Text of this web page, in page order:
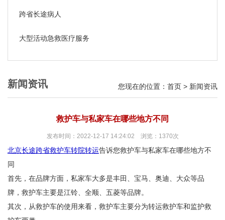
跨省长途病人
大型活动急救医疗服务
新闻资讯 您现在的位置： 首页 > 新闻资讯
救护车与私家车在哪些地方不同
发布时间：2022-12-17 14:24:02 浏览：1370次
北京长途跨省救护车转院转运告诉您救护车与私家车在哪些地方不
同
首先，在品牌方面，私家车大多是丰田、宝马、奥迪、大众等品
牌，救护车主要是江铃、全顺、五菱等品牌。
其次，从救护车的使用来看，救护车主要分为转运救护车和监护救